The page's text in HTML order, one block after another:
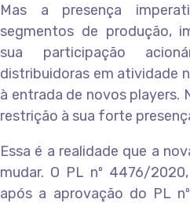
Mas a presença
segmentos de produção,
sua participação
distribuidoras em atividade
à entrada de novos players.
restrição à sua forte
Essa é a realidade que a
mudar. O PL nº 4476/
após a aprovação do PL